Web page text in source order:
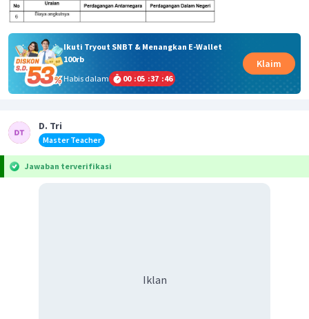
Ikuti Tryout SNBT & Menangkan E-Wallet
100rb
Habis dalam
00 :05 :37 :46
Klaim
D. Tri
Master Teacher
Jawaban terverifikasi
Iklan